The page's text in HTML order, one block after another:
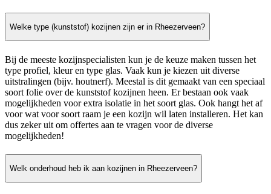
Welke type (kunststof) kozijnen zijn er in Rheezerveen?
Bij de meeste kozijnspecialisten kun je de keuze maken tussen het
type profiel, kleur en type glas. Vaak kun je kiezen uit diverse
uitstralingen (bijv. houtnerf). Meestal is dit gemaakt van een speciaal
soort folie over de kunststof kozijnen heen. Er bestaan ook vaak
mogelijkheden voor extra isolatie in het soort glas. Ook hangt het af
voor wat voor soort raam je een kozijn wil laten installeren. Het kan
dus zeker uit om offertes aan te vragen voor de diverse
mogelijkheden!
Welk onderhoud heb ik aan kozijnen in Rheezerveen?